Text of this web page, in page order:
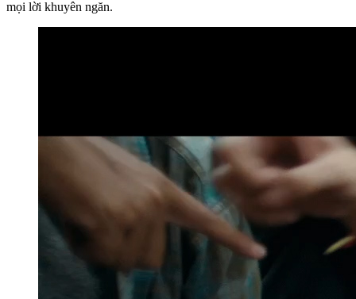
mọi lời khuyên ngăn.